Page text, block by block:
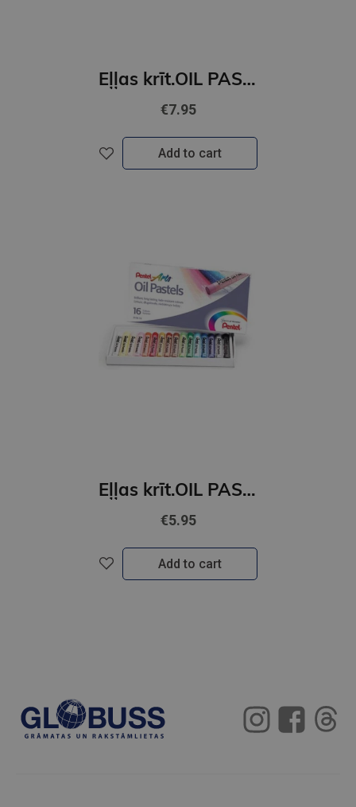
Eļļas krīt.OIL PASTELS 25-kr
€7.95
Add to cart
Eļļas krīt.OIL PASTELS 16-kr
€5.95
Add to cart